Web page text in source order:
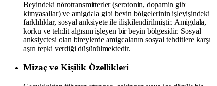
Beyindeki nörotransmitterler (serotonin, dopamin gibi
kimyasallar) ve amigdala gibi beyin bölgelerinin işleyişindeki
farklılıklar, sosyal anksiyete ile ilişkilendirilmiştir. Amigdala,
korku ve tehdit algısını işleyen bir beyin bölgesidir. Sosyal
anksiyetesi olan bireylerde amigdalanın sosyal tehditlere karşı
aşırı tepki verdiği düşünülmektedir.
Mizaç ve Kişilik Özellikleri